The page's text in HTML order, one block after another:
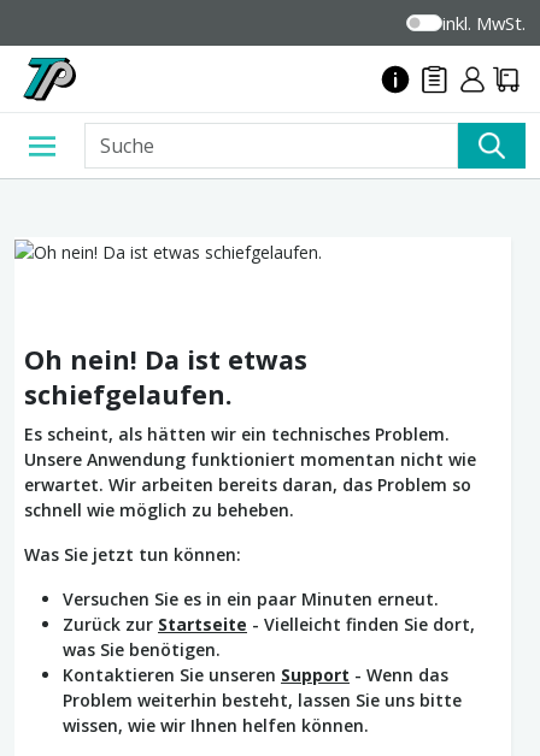
inkl. MwSt.
Oh nein! Da ist etwas
schiefgelaufen.
Es scheint, als hätten wir ein technisches Problem.
Unsere Anwendung funktioniert momentan nicht wie
erwartet. Wir arbeiten bereits daran, das Problem so
schnell wie möglich zu beheben.
Was Sie jetzt tun können:
Versuchen Sie es in ein paar Minuten erneut.
Zurück zur Startseite - Vielleicht finden Sie dort,
was Sie benötigen.
Kontaktieren Sie unseren Support - Wenn das
Problem weiterhin besteht, lassen Sie uns bitte
wissen, wie wir Ihnen helfen können.